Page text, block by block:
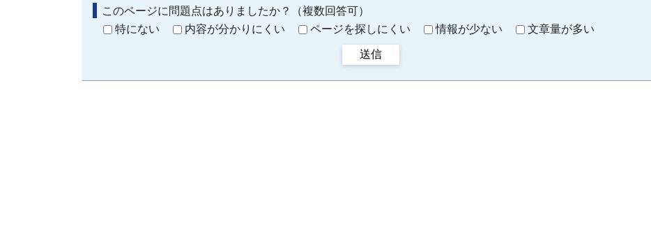
このページに問題点はありましたか？（複数回答可）
特にない
内容が分かりにくい ページを探しにくい 情報が少ない 文章量が多い
送信